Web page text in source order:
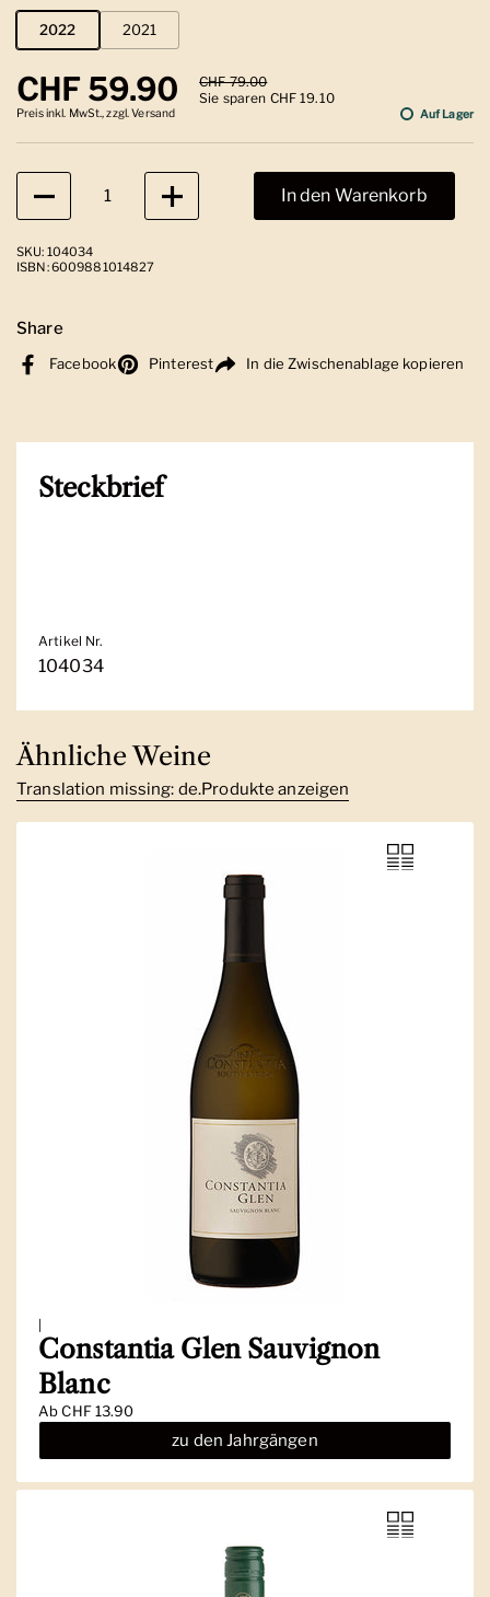
2022 2021
Regulärer Preis
CHF 59.90 Sale-Preis
CHF 79.00
Sie sparen CHF 19.10
Preis inkl. MwSt., zzgl. Versand Auf Lager
Anzahl
In den Warenkorb
SKU: 104034
ISBN: 6009881014827
Share
Facebook Pinterest In die Zwischenablage kopieren
Steckbrief
Artikel Nr.
104034
Ähnliche Weine
Translation missing: de.Produkte anzeigen
|
Constantia Glen Sauvignon
Blanc
AbCHF 13.90
zu den Jahrgängen